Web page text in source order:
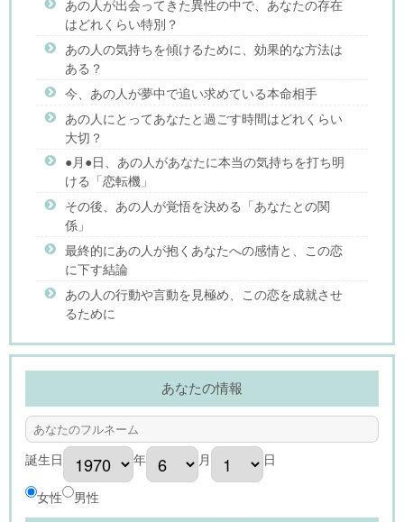
あの人が出会ってきた異性の中で、あなたの存在
はどれくらい特別？
あの人の気持ちを傾けるために、効果的な方法は
ある？
今、あの人が夢中で追い求めている本命相手
あの人にとってあなたと過ごす時間はどれくらい
大切？
●月●日、あの人があなたに本当の気持ちを打ち明
ける「恋転機」
その後、あの人が覚悟を決める「あなたとの関
係」
最終的にあの人が抱くあなたへの感情と、この恋
に下す結論
あの人の行動や言動を見極め、この恋を成就させ
るために
あなたの情報
誕生日 年 月 日
女性 男性